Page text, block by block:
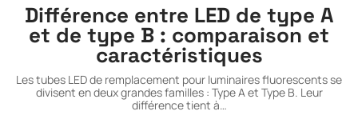
Différence entre LED de type A
et de type B : comparaison et
caractéristiques
Les tubes LED de remplacement pour luminaires fluorescents se
divisent en deux grandes familles : Type A et Type B. Leur
différence tient à…